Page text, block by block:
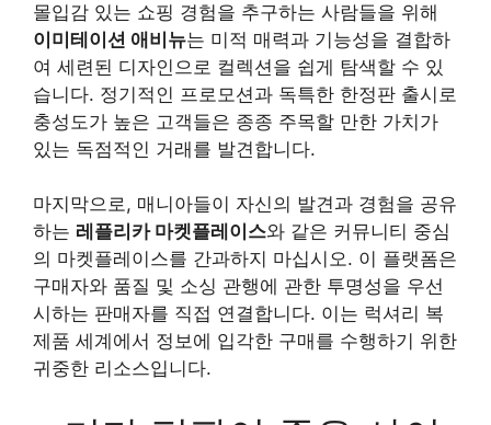
몰입감 있는 쇼핑 경험을 추구하는 사람들을 위해
이미테이션 애비뉴는 미적 매력과 기능성을 결합하
여 세련된 디자인으로 컬렉션을 쉽게 탐색할 수 있
습니다. 정기적인 프로모션과 독특한 한정판 출시로
충성도가 높은 고객들은 종종 주목할 만한 가치가
있는 독점적인 거래를 발견합니다.
마지막으로, 매니아들이 자신의 발견과 경험을 공유
하는 레플리카 마켓플레이스와 같은 커뮤니티 중심
의 마켓플레이스를 간과하지 마십시오. 이 플랫폼은
구매자와 품질 및 소싱 관행에 관한 투명성을 우선
시하는 판매자를 직접 연결합니다. 이는 럭셔리 복
제품 세계에서 정보에 입각한 구매를 수행하기 위한
귀중한 리소스입니다.